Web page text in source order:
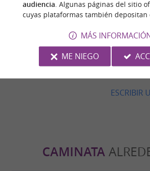
Opinión publicada por
ESCRIBIR
© Google 2026
CAMINATA
audiencia. Algunas páginas del sitio
cuyas plataformas también depositan
MÁS
ME NIEGO